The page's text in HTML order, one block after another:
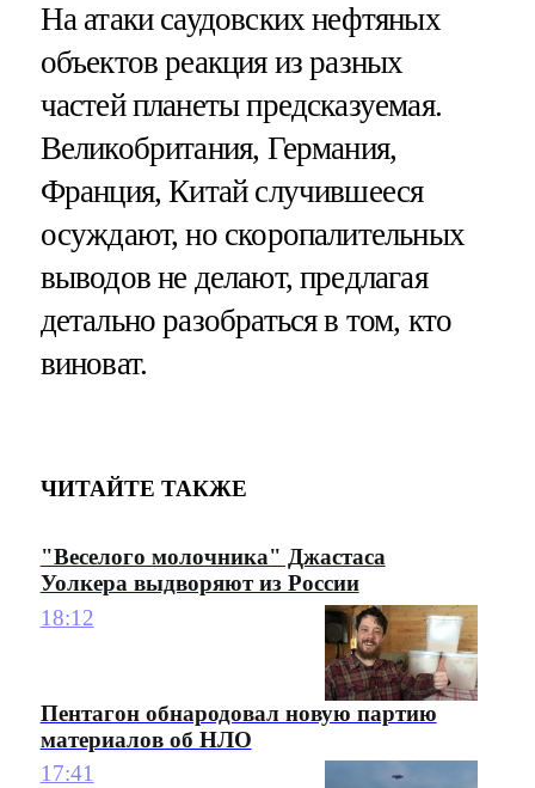
На атаки саудовских нефтяных
объектов реакция из разных
частей планеты предсказуемая.
Великобритания, Германия,
Франция, Китай случившееся
осуждают, но скоропалительных
выводов не делают, предлагая
детально разобраться в том, кто
виноват.
ЧИТАЙТЕ ТАКЖЕ
"Веселого молочника" Джастаса
Уолкера выдворяют из России
18:12
Пентагон обнародовал новую партию
материалов об НЛО
17:41